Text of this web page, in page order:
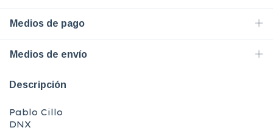
Medios de pago
Medios de envío
Descripción
Pablo Cillo
DNX